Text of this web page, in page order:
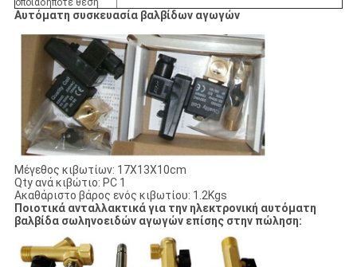
οποιαδήποτε θέση
Αυτόματη συσκευασία βαλβίδων αγωγών
Μέγεθος κιβωτίων: 17X13X10cm
Qty ανά κιβώτιο: PC 1
Ακαθάριστο βάρος ενός κιβωτίου: 1.2Kgs
Ποιοτικά ανταλλακτικά για την ηλεκτρονική αυτόματη
βαλβίδα σωληνοειδών αγωγών επίσης στην πώληση: